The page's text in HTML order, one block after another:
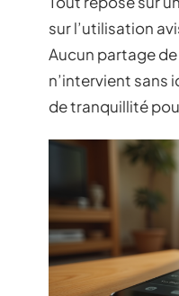
sur l’utilisation
Aucun partage
n’intervient sans
de tranquillité